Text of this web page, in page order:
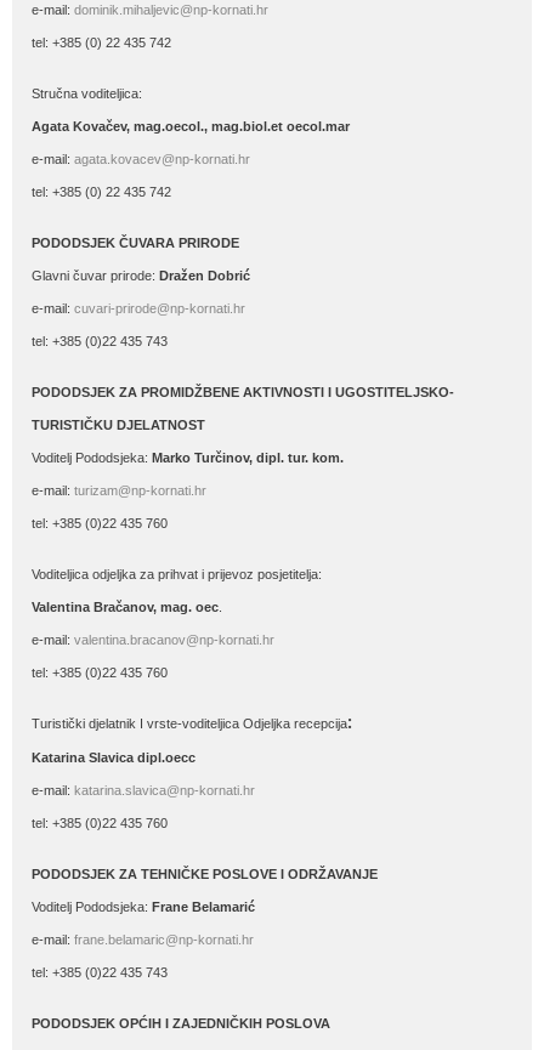
e-mail: dominik.mihaljevic@np-kornati.hr
tel: +385 (0) 22 435 742
Stručna voditeljica:
Agata Kovačev, mag.oecol., mag.biol.et oecol.mar
e-mail: agata.kovacev@np-kornati.hr
tel: +385 (0) 22 435 742
PODODSJEK ČUVARA PRIRODE
Glavni čuvar prirode: Dražen Dobrić
e-mail: cuvari-prirode@np-kornati.hr
tel: +385 (0)22 435 743
PODODSJEK ZA PROMIDŽBENE AKTIVNOSTI I UGOSTITELJSKO-
TURISTIČKU DJELATNOST
Voditelj Pododsjeka: Marko Turčinov, dipl. tur. kom.
e-mail: turizam@np-kornati.hr
tel: +385 (0)22 435 760
Voditeljica odjeljka za prihvat i prijevoz posjetitelja:
Valentina Bračanov, mag. oec
e-mail: valentina.bracanov@np-kornati.hr
tel: +385 (0)22 435 760
Turistički djelatnik I vrste-voditeljica Odjeljka recepcija:
Katarina Slavica dipl.oecc
e-mail: katarina.slavica@np-kornati.hr
tel: +385 (0)22 435 760
PODODSJEK ZA TEHNIČKE POSLOVE I ODRŽAVANJE
Voditelj Pododsjeka: Frane Belamarić
e-mail: frane.belamaric@np-kornati.hr
tel: +385 (0)22 435 743
PODODSJEK OPĆIH I ZAJEDNIČKIH POSLOVA